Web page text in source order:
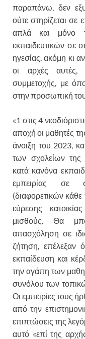
παραπάνω, δεν
ούτε στηρίζεται σε
απλά και μόνο
εκπαιδευτικών σε
ηγεσίας, ακόμη κι
οι αρχές
συμμετοχής, με
στην προσωπική
«1 στις 4
αποχή οι μαθητές
άνοιξη του 2023,
των σχολείων της
κατά κανόνα
εμπειρίας σε
(διαφορετικών
εύρεσης
μισθούς. Θα
απασχόληση σε
ζήτηση, επέλεξαν
εκπαίδευση και
την αγάπη των
συνόλου των
Οι εμπειρίες τους
από την
επιπτώσεις της
αυτό «επί της